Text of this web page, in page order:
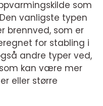
som
vanligste typen
brennved, som er
for stabling i
andre typer ved,
kan være mer
eller større